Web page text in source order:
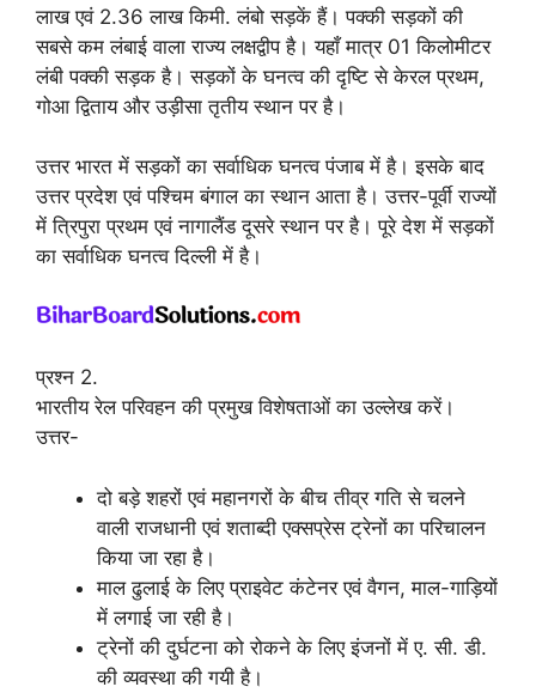
लाख एवं 2.36 लाख किमी. लंबो सड़कें हैं। पक्की सड़कों की
सबसे कम लंबाई वाला राज्य लक्षद्वीप है। यहाँ मात्र 01 किलोमीटर
लंबी पक्की सड़क है। सड़कों के घनत्व की दृष्टि से केरल प्रथम,
गोआ द्विताय और उड़ीसा तृतीय स्थान पर है।
उत्तर भारत में सड़कों का सर्वाधिक घनत्व पंजाब में है। इसके बाद
उत्तर प्रदेश एवं पश्चिम बंगाल का स्थान आता है। उत्तर-पूर्वी राज्यों
में त्रिपुरा प्रथम एवं नागालैंड दूसरे स्थान पर है। पूरे देश में सड़कों
का सर्वाधिक घनत्व दिल्ली में है।
प्रश्न 2.
भारतीय रेल परिवहन की प्रमुख विशेषताओं का उल्लेख करें।
उत्तर-
दो बड़े शहरों एवं महानगरों के बीच तीव्र गति से चलने
वाली राजधानी एवं शताब्दी एक्सप्रेस ट्रेनों का परिचालन
किया जा रहा है।
माल ढुलाई के लिए प्राइवेट कंटेनर एवं वैगन, माल-गाड़ियों
में लगाई जा रही है।
ट्रेनों की दुर्घटना को रोकने के लिए इंजनों में ए. सी. डी.
की व्यवस्था की गयी है।